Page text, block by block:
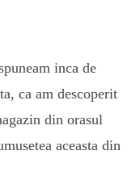
inca de
ca am descoperit
din orasul
aceasta din